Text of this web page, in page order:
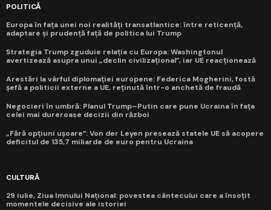
POLITICĂ
Europa în fața unei noi realități transatlantice: între reticență,
adaptare și prudență față de politica lui Trump
Strategia Trump zguduie relația cu Europa: Washingtonul
avertizează asupra unui „declin civilizațional”, iar UE reacționează
Arestări la vârful diplomației europene: Federica Mogherini, fostă
șefă a politicii externe a UE, reținută într-o anchetă de fraudă
Negocieri în umbră: Planul Trump–Putin care pune Ucraina în fața
celei mai dureroase decizii din război
„Fără opțiuni ușoare”: Von der Leyen presează statele UE să acopere
deficitul de 135,7 miliarde de euro pentru Ucraina
CULTURĂ
29 iulie, Ziua Imnului Național: povestea cântecului care a însoțit
momentele decisive ale istoriei